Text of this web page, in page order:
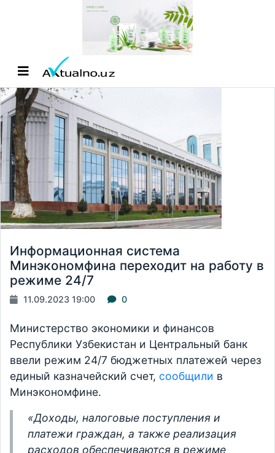
Информационная система
Минэкономфина переходит на работу в
режиме 24/7
11.09.2023 19:00 0
Министерство экономики и финансов
Республики Узбекистан и Центральный банк
ввели режим 24/7 бюджетных платежей через
единый казначейский счет, сообщили в
Минэкономфине.
«Доходы, налоговые поступления и
платежи граждан, а также реализация
расходов обеспечиваются в режиме